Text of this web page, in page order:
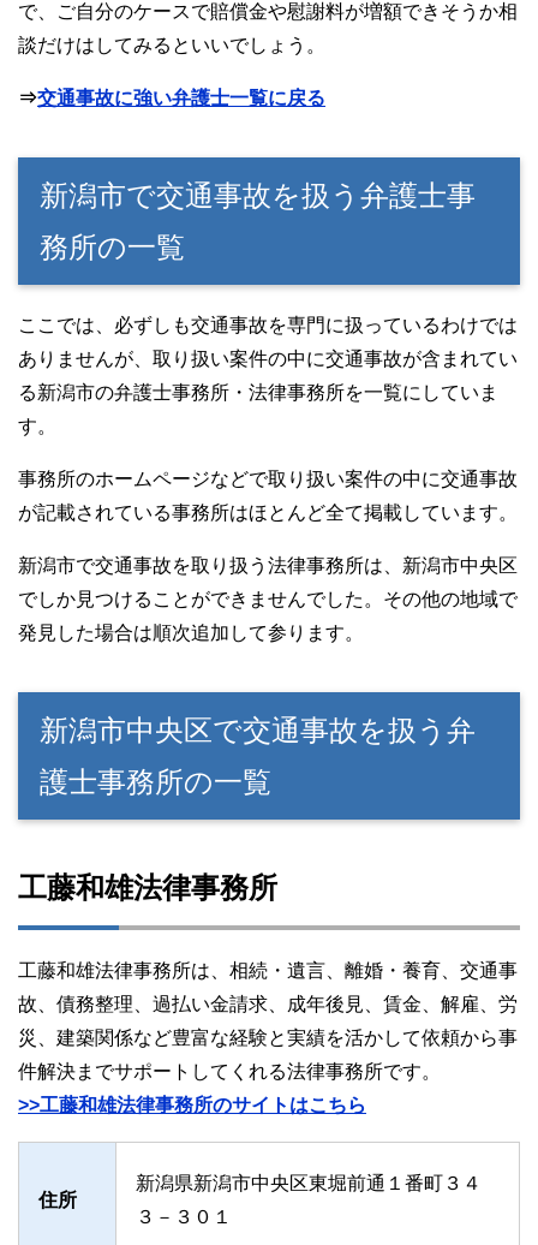
で、ご自分のケースで賠償金や慰謝料が増額できそうか相
談だけはしてみるといいでしょう。
⇒交通事故に強い弁護士一覧に戻る
新潟市で交通事故を扱う弁護士事
務所の一覧
ここでは、必ずしも交通事故を専門に扱っているわけでは
ありませんが、取り扱い案件の中に交通事故が含まれてい
る新潟市の弁護士事務所・法律事務所を一覧にしていま
す。
事務所のホームページなどで取り扱い案件の中に交通事故
が記載されている事務所はほとんど全て掲載しています。
新潟市で交通事故を取り扱う法律事務所は、新潟市中央区
でしか見つけることができませんでした。その他の地域で
発見した場合は順次追加して参ります。
新潟市中央区で交通事故を扱う弁
護士事務所の一覧
工藤和雄法律事務所
工藤和雄法律事務所は、相続・遺言、離婚・養育、交通事
故、債務整理、過払い金請求、成年後見、賃金、解雇、労
災、建築関係など豊富な経験と実績を活かして依頼から事
件解決までサポートしてくれる法律事務所です。
>>工藤和雄法律事務所のサイトはこちら
住所
新潟県新潟市中央区東堀前通１番町３４
３－３０１